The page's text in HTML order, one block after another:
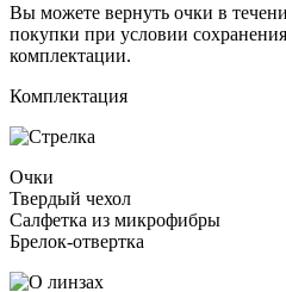
Вы можете вернуть очки в
покупки при условии
комплектации.
Комплектация
Очки
Твердый чехол
Салфетка из микрофибры
Брелок-отвертка